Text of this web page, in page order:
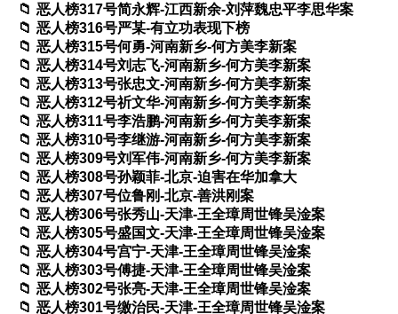
恶人榜317号简永辉-江西新余-刘萍魏忠平李思华案
恶人榜316号严某-有立功表现下榜
恶人榜315号何勇-河南新乡-何方美李新案
恶人榜314号刘志飞-河南新乡-何方美李新案
恶人榜313号张忠文-河南新乡-何方美李新案
恶人榜312号祈文华-河南新乡-何方美李新案
恶人榜311号李浩鹏-河南新乡-何方美李新案
恶人榜310号李继游-河南新乡-何方美李新案
恶人榜309号刘军伟-河南新乡-何方美李新案
恶人榜308号孙颖菲-北京-迫害在华加拿大
恶人榜307号位鲁刚-北京-善洪刚案
恶人榜306号张秀山-天津-王全璋周世锋吴淦案
恶人榜305号盛国文-天津-王全璋周世锋吴淦案
恶人榜304号宫宁-天津-王全璋周世锋吴淦案
恶人榜303号傅捷-天津-王全璋周世锋吴淦案
恶人榜302号张亮-天津-王全璋周世锋吴淦案
恶人榜301号缴治民-天津-王全璋周世锋吴淦案